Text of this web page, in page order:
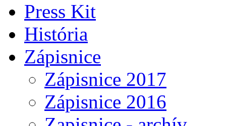
Press Kit
História
Zápisnice
Zápisnice 2017
Zápisnice 2016